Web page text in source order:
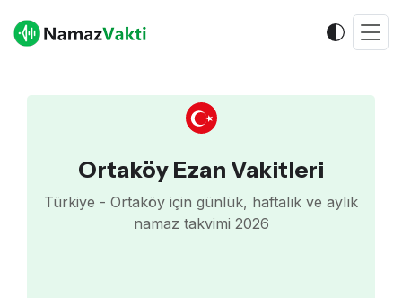
Ortaköy Ezan Vakitleri
Türkiye - Ortaköy için günlük, haftalık ve aylık
namaz takvimi 2026